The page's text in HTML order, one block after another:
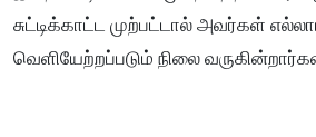
சுட்டிக்காட்ட முற்பட்டால் அவர்கள்
வெளியேற்றப்படும் நிலை